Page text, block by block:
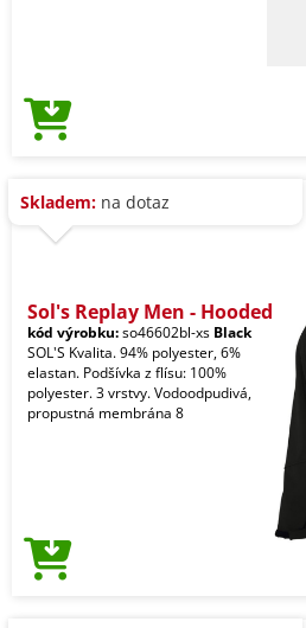
Skladem: na dotaz
Sol's Replay Men - Hooded
kód výrobku:so46602bl-xs Black
SOL'S Kvalita. 94% polyester, 6%
elastan. Podšívka z flísu: 100%
polyester. 3 vrstvy. Vodoodpudivá,
propustná membrána 8